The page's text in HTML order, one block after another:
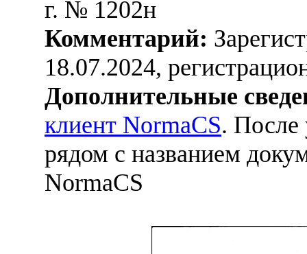
г. № 1202н
Комментарий:
18.07.2024,
Дополнительные
клиент NormaCS. После
рядом с названием
NormaCS